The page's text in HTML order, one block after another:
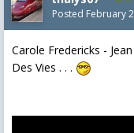
Posted February
Carole Fredericks -
Des Vies . . .